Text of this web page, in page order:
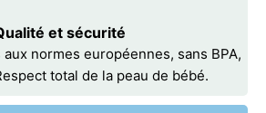
et sécurité
normes européennes, sans BPA,
total de la peau de bébé.